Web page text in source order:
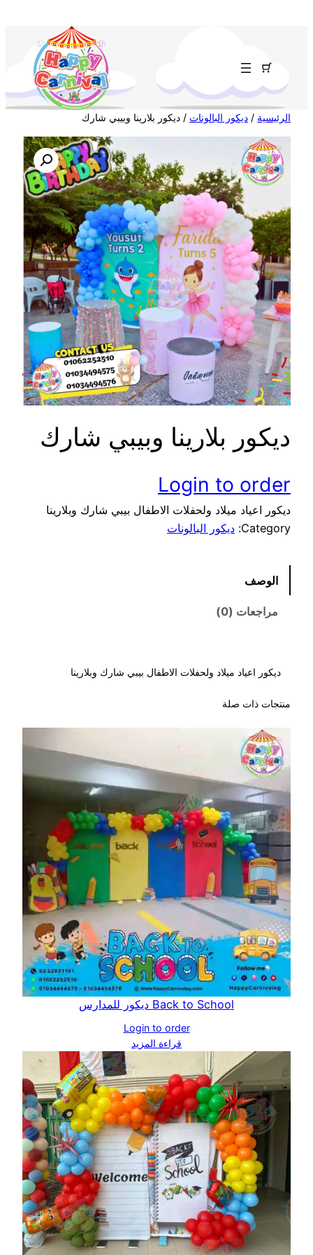
الرئيسية / ديكور البالونات / ديكور بلارينا وبيبي شارك
ديكور بلارينا وبيبي شارك
Login to order
ديكور اعياد ميلاد ولحفلات الاطفال بيبي شارك وبلارينا
Category: ديكور البالونات
الوصف
مراجعات (0)
ديكور اعياد ميلاد ولحفلات الاطفال بيبي شارك وبلارينا
منتجات ذات صلة
Back to School ديكور للمدارس
Login to order
قراءة المزيد